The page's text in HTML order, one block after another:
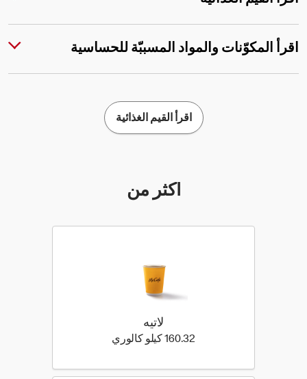
اقرأ المكوّنات والمواد المسببّة للحساسية
اقرأ القيم الغذائية
أكثر من
لاتيه
160.32 كيلو كالوري